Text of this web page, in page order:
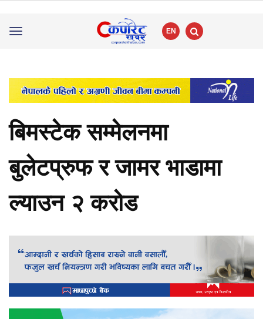
Toggle
EN
बिमस्टेक सम्मेलनमा
बुलेटप्रुफ र जामर भाडामा
ल्याउन २ करोड